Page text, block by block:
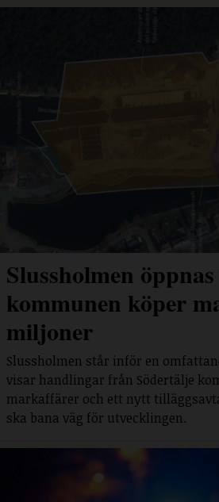
Slussholmen
kommunen köper
miljoner
Slussholmen står inför en
visar handlingar från Södertälje
markaffärer och ett nytt
ska bana väg för utvecklingen.